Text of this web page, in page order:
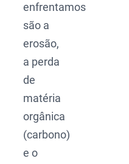
enfrentamos
são a
erosão,
a perda
de
matéria
orgânica
(carbono)
e o